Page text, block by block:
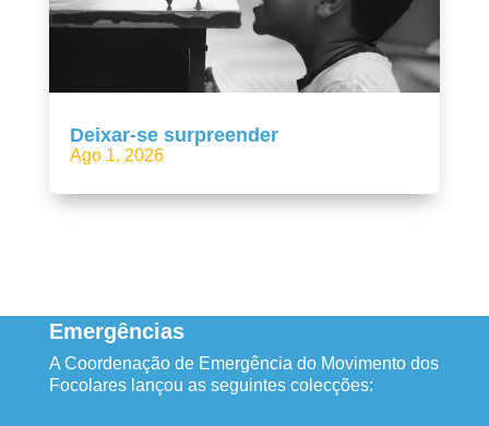
Deixar-se surpreender
Ago 1, 2026
Emergências
A Coordenação de Emergência do Movimento dos
Focolares lançou as seguintes colecções: